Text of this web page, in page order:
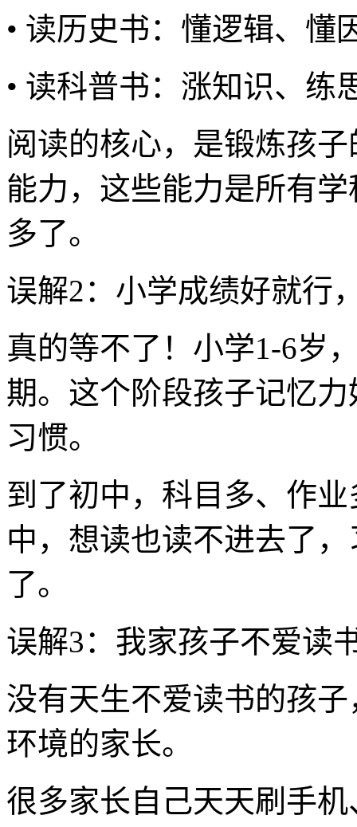
• 读历史书：懂逻辑、懂
• 读科普书：涨知识、练
阅读的核心，是锻炼孩
能力，这些能力是所有
多了。
误解2：小学成绩好就行
真的等不了！小学1-6岁
期。这个阶段孩子记忆
习惯。
到了初中，科目多、作
中，想读也读不进去了
了。
误解3：我家孩子不爱读
没有天生不爱读书的孩
环境的家长。
很多家长自己天天刷手